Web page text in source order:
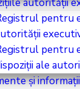
pentru
pentru
ale
și